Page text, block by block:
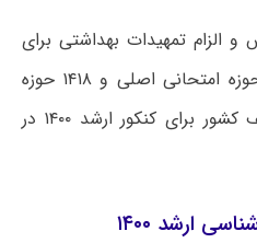
الزام تمهیدات بهداشتی برای
برگزاری آزمون‌ها تعداد ۳۶۷ حوزه امتحانی اصلی و ۱۴۱۸ حوزه
فرعی در ۱۷۹ شهرستان مختلف کشور برای کنکور ارشد ۱۴۰۰ در
ارشد ۱۴۰۰